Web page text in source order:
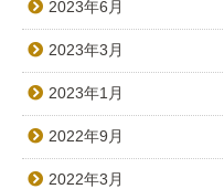
2023年6月
2023年3月
2023年1月
2022年9月
2022年3月